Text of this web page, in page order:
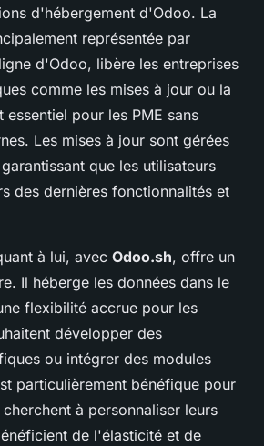
d'hébergement d'Odoo. La
représentée par
d'Odoo, libère les entreprises
comme les mises à jour ou la
essentiel pour les PME sans
Les mises à jour sont gérées
que les utilisateurs
des dernières fonctionnalités et
à lui, avec Odoo.sh, offre un
Il héberge les données dans le
flexibilité accrue pour les
développer des
ou intégrer des modules
particulièrement bénéfique pour
à personnaliser leurs
de l'élasticité et de